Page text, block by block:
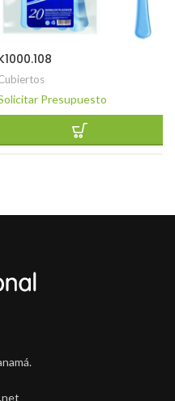
Presupuesto